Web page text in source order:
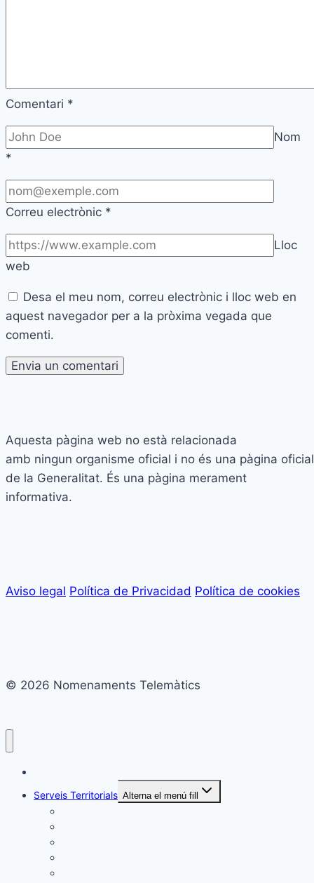
Comentari *
Nom
*
Correu electrònic *
Lloc
web
Desa el meu nom, correu electrònic i lloc web en
aquest navegador per a la pròxima vegada que
comenti.
Aquesta pàgina web no està relacionada
amb ningun organisme oficial i no és una pàgina oficial
de la Generalitat. És una pàgina merament
informativa.
Aviso legal Política de Privacidad Política de cookies
© 2026 Nomenaments Telemàtics
Serveis Territorials Alterna el menú fill